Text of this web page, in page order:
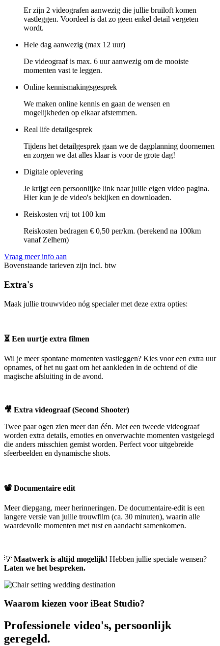
Er zijn 2 videografen aanwezig die jullie bruiloft komen
vastleggen. Voordeel is dat zo geen enkel detail vergeten
wordt.
Hele dag aanwezig (max 12 uur)
De videograaf is max. 6 uur aanwezig om de mooiste
momenten vast te leggen.
Online kennismakingsgesprek
We maken online kennis en gaan de wensen en
mogelijkheden op elkaar afstemmen.
Real life detailgesprek
Tijdens het detailgesprek gaan we de dagplanning doornemen
en zorgen we dat alles klaar is voor de grote dag!
Digitale oplevering
Je krijgt een persoonlijke link naar jullie eigen video pagina.
Hier kun je de video's bekijken en downloaden.
Reiskosten vrij tot 100 km
Reiskosten bedragen € 0,50 per/km. (berekend na 100km
vanaf Zelhem)
Vraag meer info aan
Bovenstaande tarieven zijn incl. btw
Extra's
Maak jullie trouwvideo nóg specialer met deze extra opties:
⏳ Een uurtje extra filmen
Wil je meer spontane momenten vastleggen? Kies voor een extra uur
opnames, of het nu gaat om het aankleden in de ochtend of die
magische afsluiting in de avond.
🎥 Extra videograaf (Second Shooter)
Twee paar ogen zien meer dan één. Met een tweede videograaf
worden extra details, emoties en onverwachte momenten vastgelegd
die anders misschien gemist worden. Perfect voor uitgebreide
sfeerbeelden en dynamische shots.
📽️ Documentaire edit
Meer diepgang, meer herinneringen. De documentaire-edit is een
langere versie van jullie trouwfilm (ca. 30 minuten), waarin alle
waardevolle momenten met rust en aandacht samenkomen.
💡 Maatwerk is altijd mogelijk! Hebben jullie speciale wensen?
Laten we het bespreken.
Waarom kiezen voor iBeat Studio?
Professionele video's, persoonlijk
geregeld.